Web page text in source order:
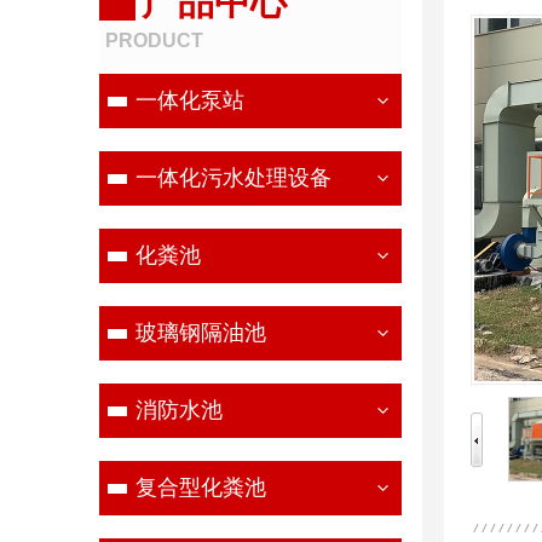
PRODUCT
一体化泵站
一体化污水处理设备
化粪池
玻璃钢隔油池
消防水池
复合型化粪池